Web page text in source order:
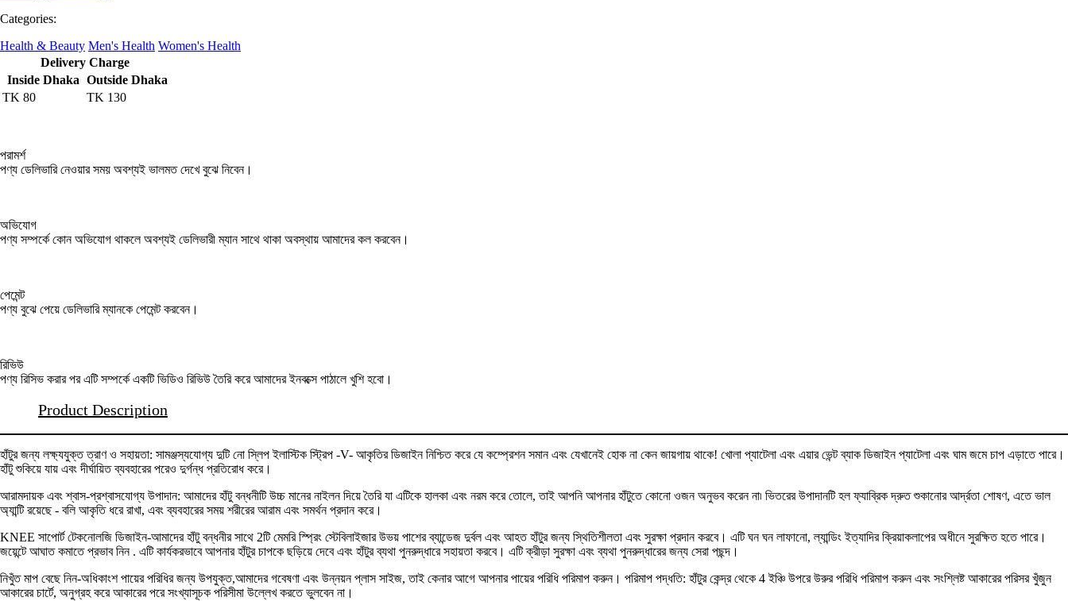
Categories:
Health & Beauty Men's Health Women's Health
Delivery Charge
Inside Dhaka Outside Dhaka
TK 80 TK 130
পরামর্শ
পণ্য ডেলিভারি নেওয়ার সময় অবশ্যই ভালমত দেখে বুঝে নিবেন।
অভিযোগ
পণ্য সম্পর্কে কোন অভিযোগ থাকলে অবশ্যই ডেলিভারী ম্যান সাথে থাকা অবস্থায় আমাদের কল করবেন।
পেমেন্ট
পণ্য বুঝে পেয়ে ডেলিভারি ম্যানকে পেমেন্ট করবেন।
রিভিউ
পণ্য রিসিভ করার পর এটি সম্পর্কে একটি ভিডিও রিভিউ তৈরি করে আমাদের ইনবক্সে পাঠালে খুশি হবো।
Product Description
হাঁটুর জন্য লক্ষ্যযুক্ত ত্রাণ ও সহায়তা: সামঞ্জস্যযোগ্য দুটি নো স্লিপ ইলাস্টিক স্ট্রিপ -V- আকৃতির ডিজাইন নিশ্চিত করে যে কম্প্রেশন সমান এবং যেখানেই হোক না কেন জায়গায় থাকে! খোলা প্যাটেলা এবং এয়ার ভেন্ট ব্যাক ডিজাইন প্যাটেলা এবং ঘাম জমে চাপ এড়াতে পারে।
হাঁটু শুকিয়ে যায় এবং দীর্ঘায়িত ব্যবহারের পরেও দুর্গন্ধ প্রতিরোধ করে।
আরামদায়ক এবং শ্বাস-প্রশ্বাসযোগ্য উপাদান: আমাদের হাঁটু বন্ধনীটি উচ্চ মানের নাইলন দিয়ে তৈরি যা এটিকে হালকা এবং নরম করে তোলে, তাই আপনি আপনার হাঁটুতে কোনো ওজন অনুভব করেন না৷ ভিতরের উপাদানটি হল ফ্যাব্রিক দ্রুত শুকানোর আর্দ্রতা শোষণ, এতে ভাল
অ্যান্টি রয়েছে - বলি আকৃতি ধরে রাখা, এবং ব্যবহারের সময় শরীরের আরাম এবং সমর্থন প্রদান করে।
KNEE সাপোর্ট টেকনোলজি ডিজাইন-আমাদের হাঁটু বন্ধনীর সাথে 2টি মেমরি স্প্রিং স্টেবিলাইজার উভয় পাশের ব্যান্ডেজ দুর্বল এবং আহত হাঁটুর জন্য স্থিতিশীলতা এবং সুরক্ষা প্রদান করবে। এটি ঘন ঘন লাফানো, ল্যান্ডিং ইত্যাদির ক্রিয়াকলাপের অধীনে সুরক্ষিত হতে পারে।
জয়েন্টে আঘাত কমাতে প্রভাব নিন . এটি কার্যকরভাবে আপনার হাঁটুর চাপকে ছড়িয়ে দেবে এবং হাঁটুর ব্যথা পুনরুদ্ধারে সহায়তা করবে। এটি ক্রীড়া সুরক্ষা এবং ব্যথা পুনরুদ্ধারের জন্য সেরা পছন্দ।
নিখুঁত মাপ বেছে নিন-অধিকাংশ পায়ের পরিধির জন্য উপযুক্ত,আমাদের গবেষণা এবং উন্নয়ন প্লাস সাইজ, তাই কেনার আগে আপনার পায়ের পরিধি পরিমাপ করুন। পরিমাপ পদ্ধতি: হাঁটুর কেন্দ্র থেকে 4 ইঞ্চি উপরে উরুর পরিধি পরিমাপ করুন এবং সংশ্লিষ্ট আকারের পরিসর খুঁজুন
আকারের চার্টে, অনুগ্রহ করে আকারের পরে সংখ্যাসূচক পরিসীমা উল্লেখ করতে ভুলবেন না।